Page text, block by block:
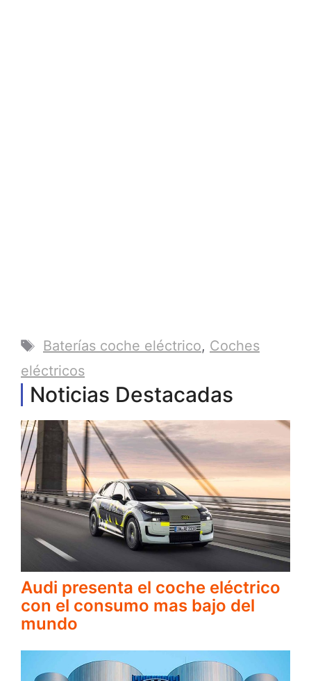
Etiquetas
Baterías coche eléctrico, Coches
eléctricos
Noticias Destacadas
Audi presenta el coche eléctrico
con el consumo mas bajo del
mundo